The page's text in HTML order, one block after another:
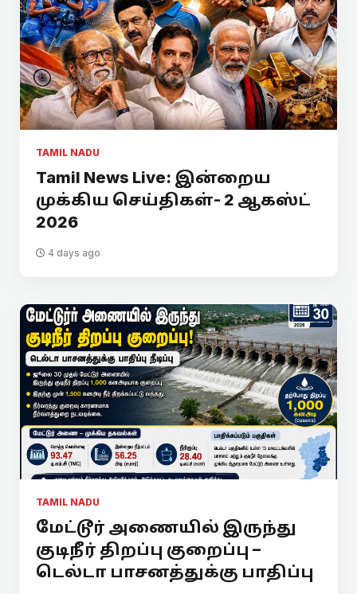
TAMIL NADU
Tamil News Live: இன்றைய
முக்கிய செய்திகள்- 2 ஆகஸ்ட்
2026
4 days ago
TAMIL NADU
மேட்டூர் அணையில் இருந்து
குடிநீர் திறப்பு குறைப்பு –
டெல்டா பாசனத்துக்கு பாதிப்பு